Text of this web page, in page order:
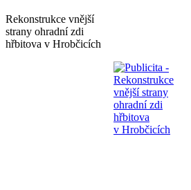
Rekonstrukce vnější
strany ohradní zdi
hřbitova v Hrobčicích